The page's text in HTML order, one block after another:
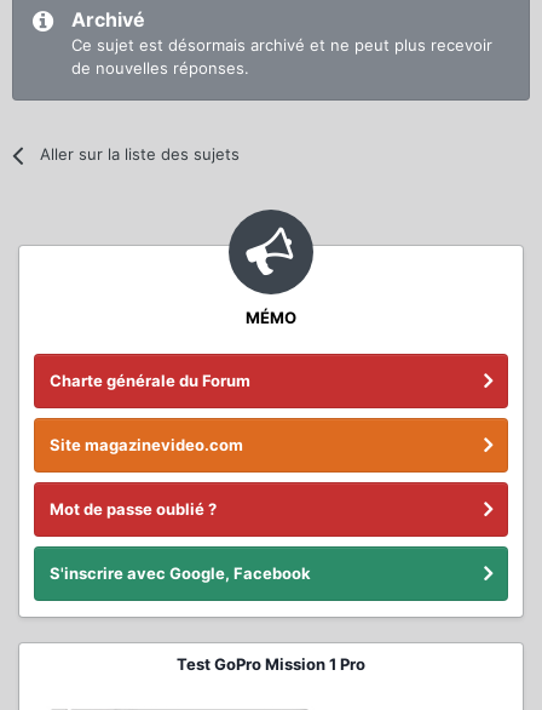
Archivé
Ce sujet est désormais archivé et ne peut plus recevoir
de nouvelles réponses.
Aller sur la liste des sujets
MÉMO
Charte générale du Forum
Site magazinevideo.com
Mot de passe oublié ?
S'inscrire avec Google, Facebook
Test GoPro Mission 1 Pro